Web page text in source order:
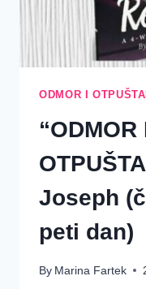
ODMOR I
“ODMOR
Joseph
peti dan)
By Marina Fartek